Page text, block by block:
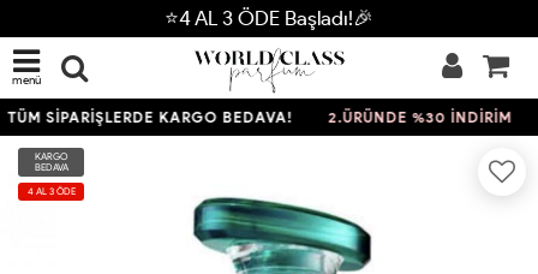
⭐4 AL 3 ÖDE Başladı!🎉
menü
SİPARİŞLERDE KARGO BEDAVA! 2.ÜRÜNDE %30 İNDİRİM
KARGO
BEDAVA
4 AL 3 ÖDE